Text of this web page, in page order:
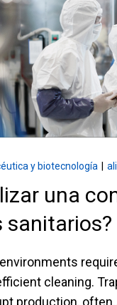
y procesos
presión y
y biotecnología
una
sanitarios?
cleaning.
production,